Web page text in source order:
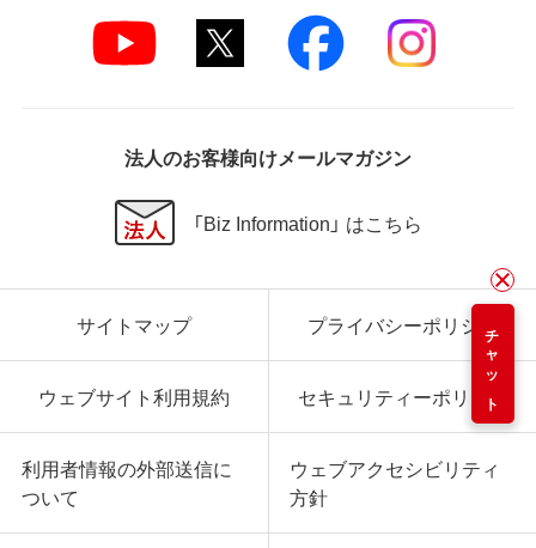
チャット
法人のお客様向けメールマガジン
「Biz Information」 はこちら
サイトマップ プライバシーポリシー
ウェブサイト利用規約 セキュリティーポリシー
利用者情報の外部送信に
ついて
ウェブアクセシビリティ
方針